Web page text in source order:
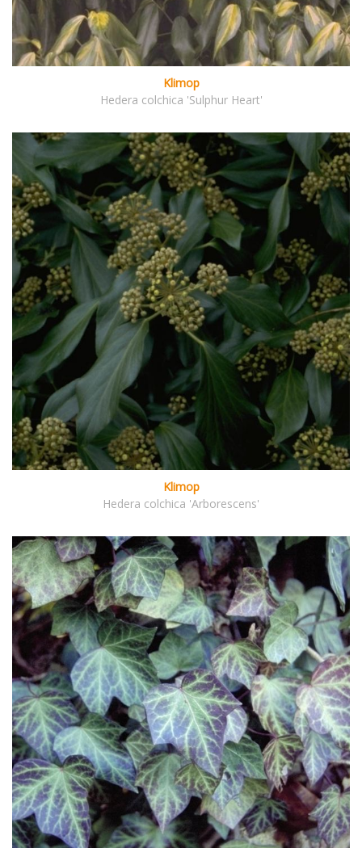
Klimop
Hedera colchica 'Sulphur Heart'
Klimop
Hedera colchica 'Arborescens'